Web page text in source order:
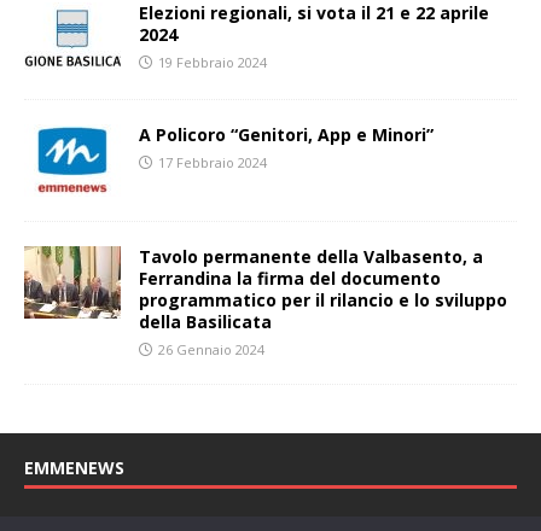
Elezioni regionali, si vota il 21 e 22 aprile
2024
19 Febbraio 2024
A Policoro “Genitori, App e Minori”
17 Febbraio 2024
Tavolo permanente della Valbasento, a
Ferrandina la firma del documento
programmatico per il rilancio e lo sviluppo
della Basilicata
26 Gennaio 2024
EMMENEWS